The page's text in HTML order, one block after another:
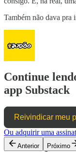
Também não dava pra
Continue
app Substack
Reivindicar meu
Ou adquirir uma
Anterior Próximo